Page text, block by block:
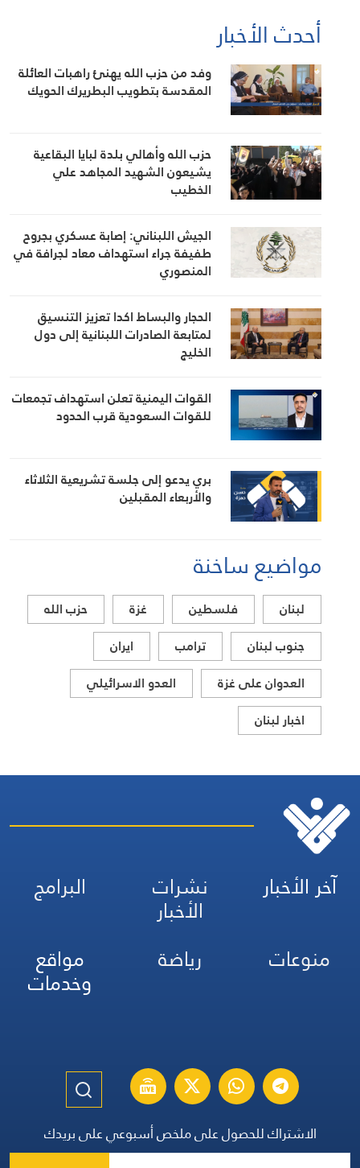
أحدث الأخبار
وفد من حزب الله يهنئ راهبات العائلة
المقدسة بتطويب البطريرك الحويك
حزب الله وأهالي بلدة لبايا البقاعية
يشيعون الشهيد المجاهد علي
الخطيب
الجيش اللبناني: إصابة عسكري بجروح
طفيفة جراء استهداف معاد لجرافة في
المنصوري
الحجار والبساط اكدا تعزيز التنسيق
لمتابعة الصادرات اللبنانية إلى دول
الخليج
القوات اليمنية تعلن استهداف تجمعات
للقوات السعودية قرب الحدود
بري يدعو إلى جلسة تشريعية الثلاثاء
والأربعاء المقبلين
مواضيع ساخنة
لبنان فلسطين غزة
حزب الله
جنوب لبنان
ترامب
ايران
العدوان على غزة
العدو الاسرائيلي
اخبار لبنان
آخر الأخبار نشرات
الأخبار
البرامج
منوعات
رياضة مواقع
وخدمات
الاشتراك للحصول على ملخص أسبوعي على بريدك